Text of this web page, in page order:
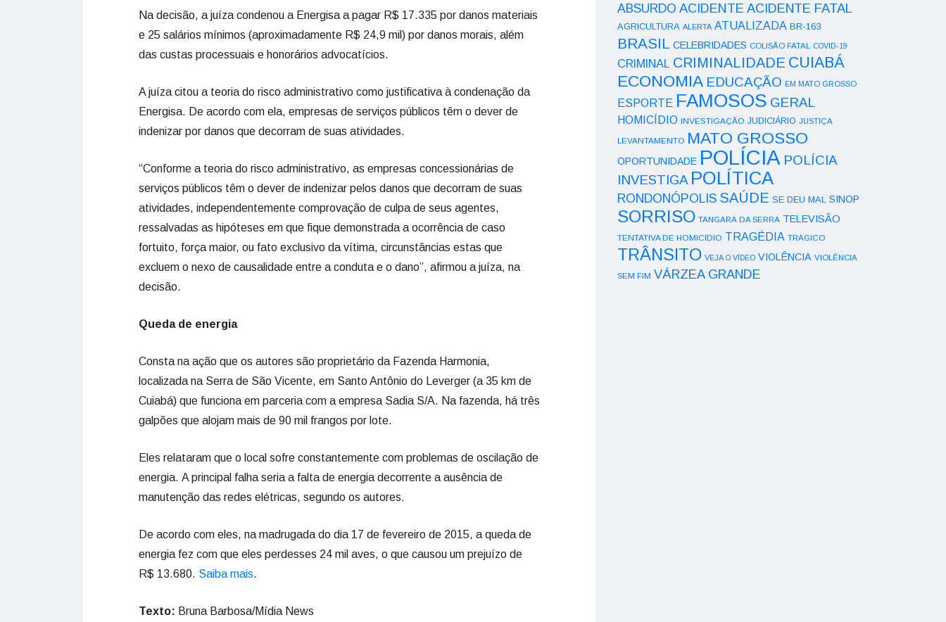
Na decisão, a juíza condenou a Energisa a pagar R$ 17.335 por danos materiais
e 25 salários mínimos (aproximadamente R$ 24,9 mil) por danos morais, além
das custas processuais e honorários advocatícios.
A juíza citou a teoria do risco administrativo como justificativa à condenação da
Energisa. De acordo com ela, empresas de serviços públicos têm o dever de
indenizar por danos que decorram de suas atividades.
“Conforme a teoria do risco administrativo, as empresas concessionárias de
serviços públicos têm o dever de indenizar pelos danos que decorram de suas
atividades, independentemente comprovação de culpa de seus agentes,
ressalvadas as hipóteses em que fique demonstrada a ocorrência de caso
fortuito, força maior, ou fato exclusivo da vítima, circunstâncias estas que
excluem o nexo de causalidade entre a conduta e o dano”, afirmou a juíza, na
decisão.
Queda de energia
Consta na ação que os autores são proprietário da Fazenda Harmonia,
localizada na Serra de São Vicente, em Santo Antônio do Leverger (a 35 km de
Cuiabá) que funciona em parceria com a empresa Sadia S/A. Na fazenda, há três
galpões que alojam mais de 90 mil frangos por lote.
Eles relataram que o local sofre constantemente com problemas de oscilação de
energia. A principal falha seria a falta de energia decorrente a ausência de
manutenção das redes elétricas, segundo os autores.
De acordo com eles, na madrugada do dia 17 de fevereiro de 2015, a queda de
energia fez com que eles perdesses 24 mil aves, o que causou um prejuízo de
R$ 13.680. Saiba mais.
Texto: Bruna Barbosa/Mídia News
ABSURDO ACIDENTE ACIDENTE FATAL
AGRICULTURA ALERTA ATUALIZADA BR-163
BRASIL CELEBRIDADES COLISÃO FATAL COVID-19
CRIMINAL CRIMINALIDADE CUIABÁ
ECONOMIA EDUCAÇÃO EM MATO GROSSO
ESPORTE FAMOSOS GERAL
HOMICÍDIO INVESTIGAÇÃO JUDICIÁRIO JUSTIÇA
LEVANTAMENTO MATO GROSSO
OPORTUNIDADE POLÍCIA POLÍCIA
INVESTIGA POLÍTICA
RONDONÓPOLIS SAÚDE SE DEU MAL SINOP
SORRISO TANGARÁ DA SERRA TELEVISÃO
TENTATIVA DE HOMICÍDIO TRAGÉDIA TRÁGICO
TRÂNSITO VEJA O VÍDEO VIOLÊNCIA VIOLÊNCIA
SEM FIM VÁRZEA GRANDE